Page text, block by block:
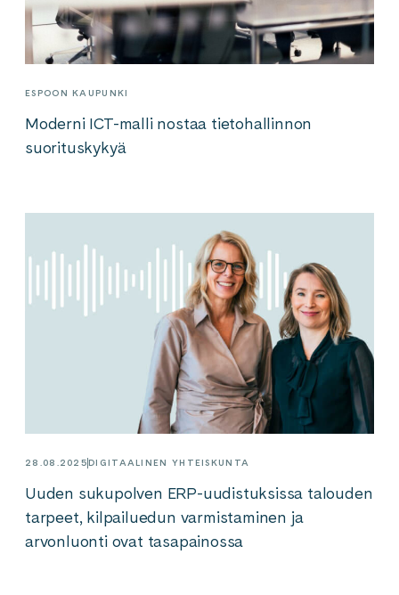
ESPOON KAUPUNKI
Moderni ICT-malli nostaa tietohallinnon
suorituskykyä
28.08.2025DIGITAALINEN YHTEISKUNTA
Uuden sukupolven ERP-uudistuksissa talouden
tarpeet, kilpailuedun varmistaminen ja
arvonluonti ovat tasapainossa